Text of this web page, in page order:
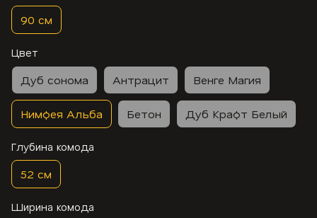
90 см
Цвет
Дуб сонома Антрацит Венге Магия
Нимфея Альба Бетон Дуб Крафт Белый
Глубина комода
52 см
Ширина комода